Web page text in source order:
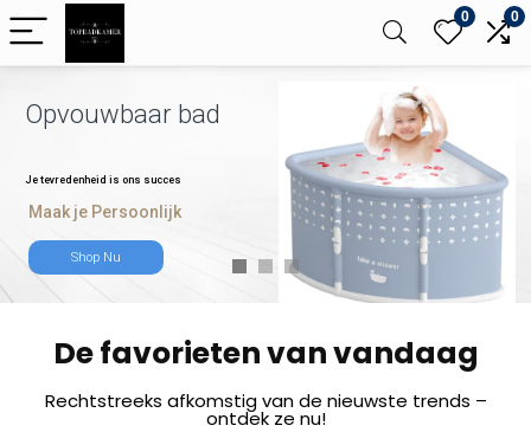
0 0
Je tevredenheid is ons succes
Maak je Persoonlijk
Opvouwbaar bad
Shop Nu
De favorieten van vandaag
Rechtstreeks afkomstig van de nieuwste trends –
ontdek ze nu!